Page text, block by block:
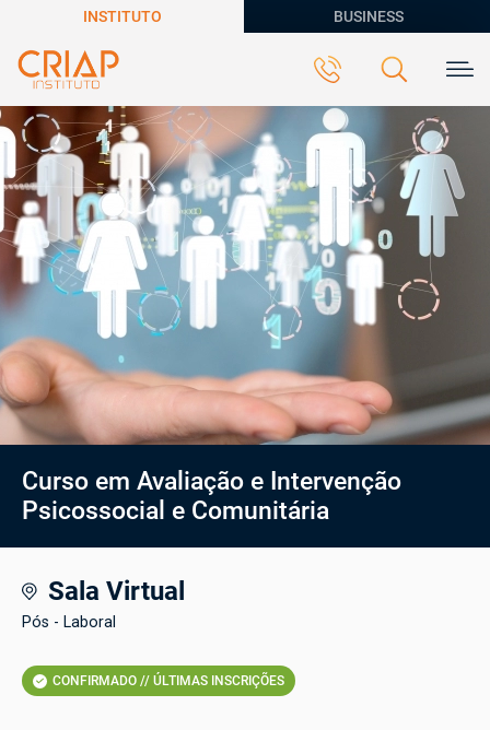
INSTITUTO BUSINESS
Curso em Avaliação e Intervenção
Psicossocial e Comunitária
Sala Virtual
Pós - Laboral
CONFIRMADO // ÚLTIMAS INSCRIÇÕES